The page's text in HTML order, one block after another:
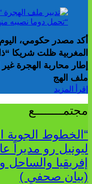
أكد مصدر حكومي، اليوم
المغربية ظلت شريكا
إطار محاربة الهجرة
ملف الهج
إقرأ المزيد
مجتمــــــــع
“الخطوط الجوية
ليونيل رو مديراً
(بيان صحفي )